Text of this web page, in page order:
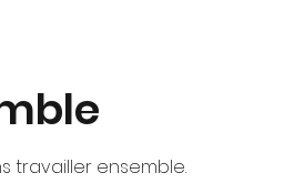
travailler ensemble.